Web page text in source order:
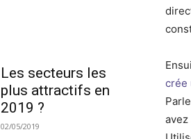
Les secteurs les
plus attractifs en
2019 ?
02/05/2019
crée